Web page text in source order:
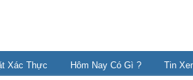
Xác Thực Hôm Nay Có Gì ? Tin